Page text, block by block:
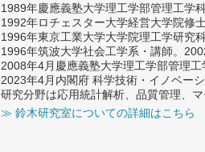
1989年慶應義塾大学理工学部管理工学科
1992年ロチェスター大学経営大学院修士
1996年東京工業大学大学院理工学研究
1996年筑波大学社会工学系・講師。
2008年4月慶應義塾大学理工学部管理
2023年4月内閣府 科学技術・イノベー
研究分野は応用統計解析、品質管理、マ
≫ 鈴木研究室についての詳細はこちら